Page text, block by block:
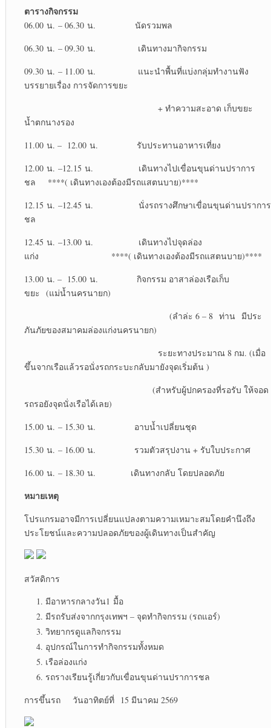
ตารางกิจกรรม
06.00 น. – 06.30 น. นัดรวมพล
06.30 น. – 09.30 น. เดินทางมากิจกรรม
09.30 น. – 11.00 น. แนะนำพื้นที่แบ่งกลุ่มทำงานฟัง
บรรยายเรื่อง การจัดการขยะ
+ ทำความสะอาด เก็บขยะ
น้ำตกนางรอง
11.00 น. – 12.00 น. รับประทานอาหารเที่ยง
12.00 น. –12.15 น. เดินทางไปเขื่อนขุนด่านปราการ
ชล ****( เดินทางเองต้องมีรถแสตนบาย)****
12.15 น. –12.45 น. นั่งรถรางศึกษาเขื่อนขุนด่านปราการ
ชล
12.45 น. –13.00 น. เดินทางไปจุดล่อง
แก่ง ****( เดินทางเองต้องมีรถแสตนบาย)****
13.00 น. – 15.00 น. กิจกรรม อาสาล่องเรือเก็บ
ขยะ (แม่น้ำนครนายก)
(ลำล่ะ 6 – 8 ท่าน มีประ
ภันภัยของสมาคมล่องแก่งนครนายก)
ระยะทางประมาณ 8 กม. (เมื่อ
ขึ้นจากเรือแล้วรอนั่งรถกระบะกลับมายังจุดเริ่มต้น )
(สำหรับผู้ปกครองที่รอรับ ให้จอด
รถรอยังจุดนั่งเรือได้เลย)
15.00 น. – 15.30 น. อาบน้ำเปลี่ยนชุด
15.30 น. – 16.00 น. รวมตัวสรุปงาน + รับใบประกาศ
16.00 น. – 18.30 น. เดินทางกลับ โดยปลอดภัย
หมายเหตุ
โปรแกรมอาจมีการเปลี่ยนแปลงตามความเหมาะสมโดยคำนึงถึง
ประโยชน์และความปลอดภัยของผู้เดินทางเป็นสำคัญ
สวัสดิการ
มีอาหารกลางวัน1 มื้อ
มีรถรับส่งจากกรุงเทพฯ – จุดทำกิจกรรม (รถแอร์)
วิทยากรดูแลกิจกรรม
อุปกรณ์ในการทำกิจกรรมทั้งหมด
เรือล่องแก่ง
รถรางเรียนรู้เกี่ยวกับเขื่อนขุนด่านปราการชล
การขึ้นรถ
วันอาทิตย์ที่ 15 มีนาคม 2569